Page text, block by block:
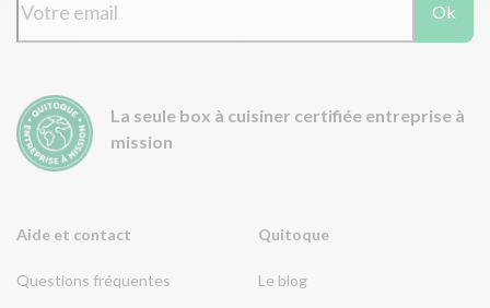
Aide et contact
Questions fréquentes
Quitoque
Le blog
Ok
La seule box à cuisiner certifiée entreprise à
mission